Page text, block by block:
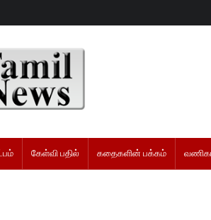
கேள்வி பதில் கதைகளின் பக்கம்